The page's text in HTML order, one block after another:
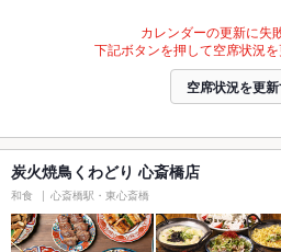
カレンダーの更新に失
下記ボタンを押して空席状況を
空席状況を更
炭火焼鳥くわどり 心斎橋店
和食 心斎橋駅・東心斎橋